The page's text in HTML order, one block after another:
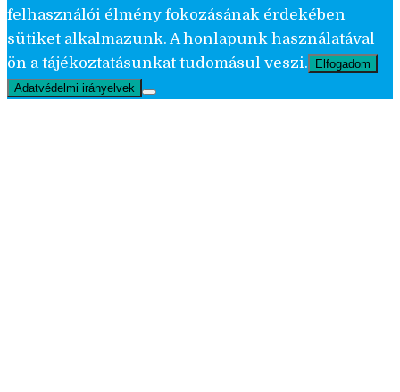
felhasználói élmény fokozásának érdekében
sütiket alkalmazunk. A honlapunk használatával
ön a tájékoztatásunkat tudomásul veszi.
Elfogadom
Adatvédelmi irányelvek